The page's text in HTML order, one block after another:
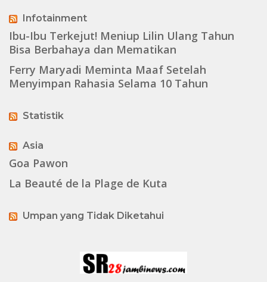
Infotainment
Ibu-Ibu Terkejut! Meniup Lilin Ulang Tahun
Bisa Berbahaya dan Mematikan
Ferry Maryadi Meminta Maaf Setelah
Menyimpan Rahasia Selama 10 Tahun
Statistik
Asia
Goa Pawon
La Beauté de la Plage de Kuta
Umpan yang Tidak Diketahui